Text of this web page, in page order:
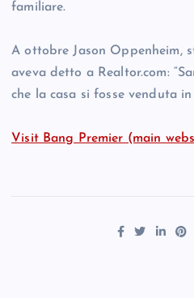
familiare.
A ottobre Jason Oppenheim,
aveva detto a Realtor.com:
che la casa si fosse venduta
Visit Bang Premier (main